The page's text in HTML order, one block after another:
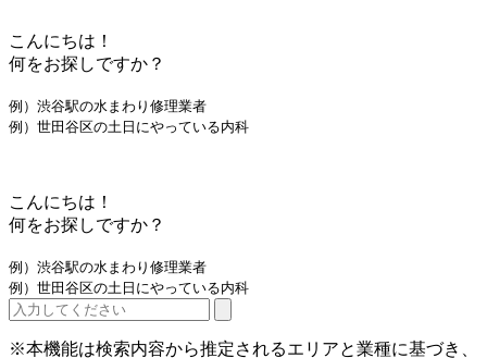
こんにちは！
何をお探しですか？
例）渋谷駅の水まわり修理業者
例）世田谷区の土日にやっている内科
こんにちは！
何をお探しですか？
例）渋谷駅の水まわり修理業者
例）世田谷区の土日にやっている内科
※本機能は検索内容から推定されるエリアと業種に基づき、